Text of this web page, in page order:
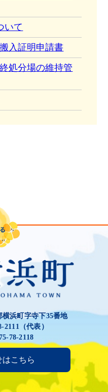
いて
入証明申請書
処分場の維持管
横浜町字寺下35番地
（代表）
78-2118
はこちら